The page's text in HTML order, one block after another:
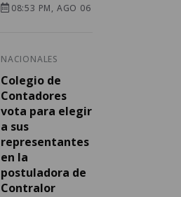
08:53 PM, AGO 06
NACIONALES
Colegio de
Contadores
vota para elegir
a sus
representantes
en la
postuladora de
Contralor